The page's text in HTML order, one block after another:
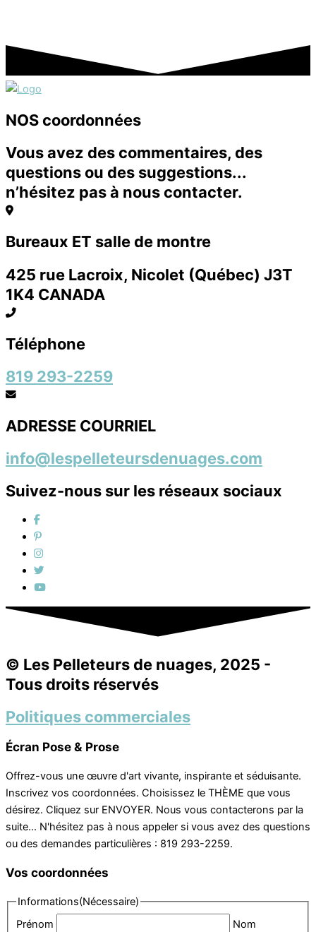
NOS coordonnées
Vous avez des commentaires, des
questions ou des suggestions...
n’hésitez pas à nous contacter.
Bureaux ET salle de montre
425 rue Lacroix, Nicolet (Québec) J3T
1K4 CANADA
Téléphone
819 293-2259
ADRESSE COURRIEL
info@lespelleteursdenuages.com
Suivez-nous sur les réseaux sociaux
© Les Pelleteurs de nuages, 2025 -
Tous droits réservés
Politiques commerciales
Écran Pose & Prose
Offrez-vous une œuvre d'art vivante, inspirante et séduisante.
Inscrivez vos coordonnées. Choisissez le THÈME que vous
désirez. Cliquez sur ENVOYER. Nous vous contacterons par la
suite... N'hésitez pas à nous appeler si vous avez des questions
ou des demandes particulières : 819 293-2259.
Vos coordonnées
Informations(Nécessaire)
Prénom
Nom